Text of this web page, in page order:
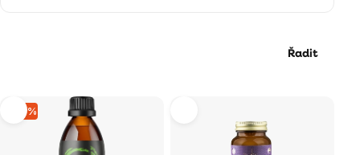
Řadit
Výpis
produktů
–10 %